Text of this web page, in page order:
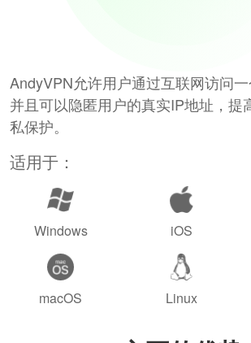
AndyVPN允许用户通过互联网访问一
并且可以隐匿用户的真实IP地址，提
私保护。
适用于：
Windows iOS
macOS Linux